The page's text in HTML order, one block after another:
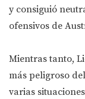
y consiguió
ofensivos de
Mientras tanto,
más peligroso
varias